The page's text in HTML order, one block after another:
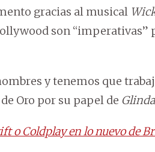
gracias al musical
son “imperativas”
y tenemos que
Oro por su papel de Glinda
o Coldplay en lo nuevo de